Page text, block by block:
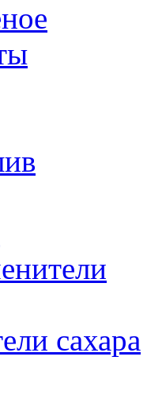
сахара